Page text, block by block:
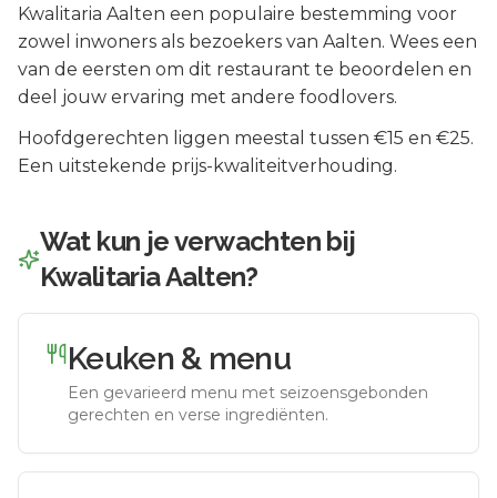
Kwalitaria Aalten een populaire bestemming voor
zowel inwoners als bezoekers van Aalten. Wees een
van de eersten om dit restaurant te beoordelen en
deel jouw ervaring met andere foodlovers.
Hoofdgerechten liggen meestal tussen €15 en €25.
Een uitstekende prijs-kwaliteitverhouding.
Wat kun je verwachten bij
Kwalitaria Aalten?
Keuken & menu
Een gevarieerd menu met seizoensgebonden
gerechten en verse ingrediënten.